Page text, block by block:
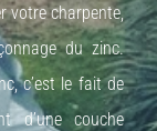
votre charpente,
du zinc.
c’est le fait de
d’une couche